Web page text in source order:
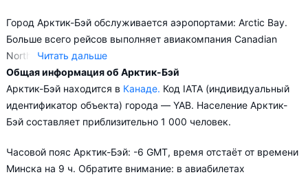
Город Арктик-Бэй обслуживается аэропортами: Arctic Bay.
Больше всего рейсов выполняет авиакомпания Canadian
North. Читать дальше
Aviasales.by советует купить авиабилеты в Арктик-Бэй
заранее, чтобы вы могли выбирать условия перелёта,
ориентируясь на свои пожелания и финансовые
Общая информация об Арктик-Бэй
Арктик-Бэй находится в Канаде. Код IATA (индивидуальный
идентификатор объекта) города — YAB. Население Арктик-
Бэй составляет приблизительно 1 000 человек.
Часовой пояс Арктик-Бэй: -6 GMT, время отстаёт от времени
Минска на 9 ч. Обратите внимание: в авиабилетах